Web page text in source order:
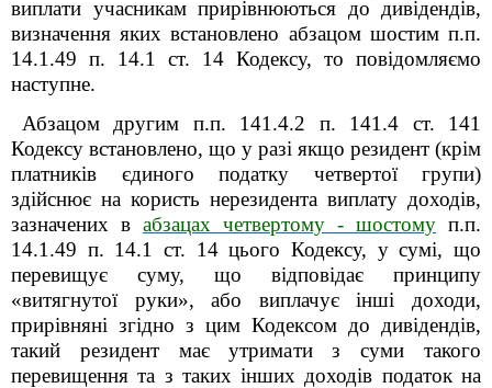
виплати учасникам прирівнюються до дивідендів,
визначення яких встановлено абзацом шостим п.п.
14.1.49 п. 14.1 ст. 14 Кодексу, то повідомляємо
наступне.
Абзацом другим п.п. 141.4.2 п. 141.4 ст. 141
Кодексу встановлено, що у разі якщо резидент (крім
платників єдиного податку четвертої групи)
здійснює на користь нерезидента виплату доходів,
зазначених в абзацах четвертому - шостому п.п.
14.1.49 п. 14.1 ст. 14 цього Кодексу, у сумі, що
перевищує суму, що відповідає принципу
«витягнутої руки», або виплачує інші доходи,
прирівняні згідно з цим Кодексом до дивідендів,
такий резидент має утримати з суми такого
перевищення та з таких інших доходів податок на